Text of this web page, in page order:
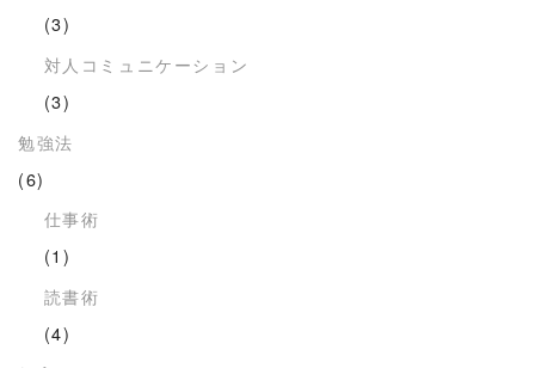
(3)
対人コミュニケーション
(3)
勉強法
(6)
仕事術
(1)
読書術
(4)